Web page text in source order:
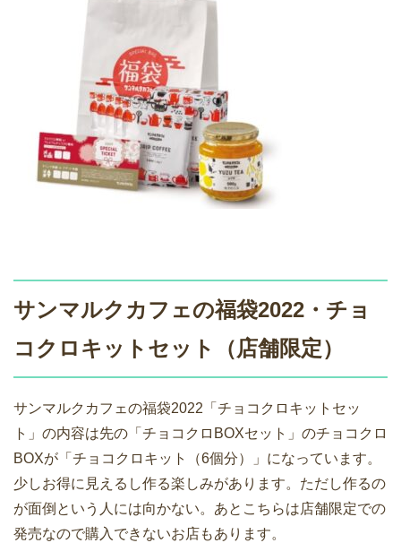
サンマルクカフェの福袋2022・チョ
コクロキットセット（店舗限定）
サンマルクカフェの福袋2022「チョコクロキットセッ
ト」の内容は先の「チョコクロBOXセット」のチョコクロ
BOXが「チョコクロキット（6個分）」になっています。
少しお得に見えるし作る楽しみがあります。ただし作るの
が面倒という人には向かない。あとこちらは店舗限定での
発売なので購入できないお店もあります。